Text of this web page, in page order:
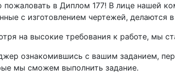
пожаловать в Диплом 177! В лице нашей
с изготовлением чертежей,
на высокие требования к работе, мы
ознакомившись с вашим заданием,
мы сможем выполнить задание.